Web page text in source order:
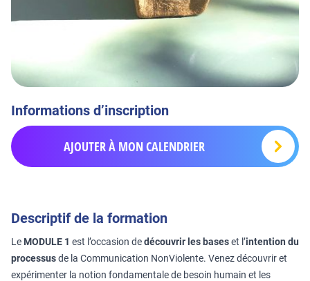
Informations d’inscription
AJOUTER À MON CALENDRIER
Descriptif de la formation
Le MODULE 1 est l’occasion dedécouvrir les baseset l’intention du
processusde la Communication NonViolente. Venez découvrir et
expérimenter la notion fondamentale de besoin humain et les